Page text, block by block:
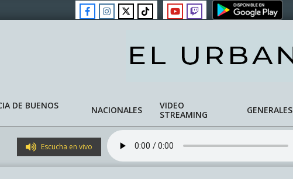
DE BUENOS
NACIONALES
VIDEO
STREAMING
GENERALES
Escucha en vivo